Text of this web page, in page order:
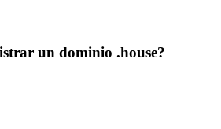
un dominio .house?